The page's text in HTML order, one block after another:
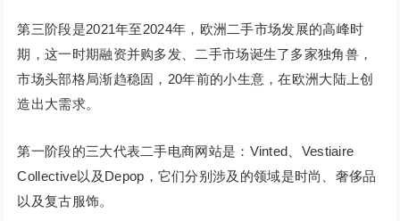
第三阶段是2021年至2024年，欧洲二手市场发展的高峰时
期，这一时期融资并购多发、二手市场诞生了多家独角兽，
市场头部格局渐趋稳固，20年前的小生意，在欧洲大陆上创
造出大需求。
第一阶段的三大代表二手电商网站是：Vinted、Vestiaire
Collective以及Depop，它们分别涉及的领域是时尚、奢侈品
以及复古服饰。